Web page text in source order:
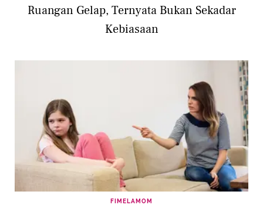
Ruangan Gelap, Ternyata Bukan Sekadar
Kebiasaan
FIMELAMOM